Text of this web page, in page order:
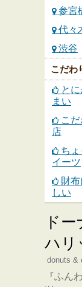
参宮
代々
渋谷
こだわ
とに
まい
こ
店
ちょ
イーツ
財布
しい
ド
ハリ
donuts &
『ふん